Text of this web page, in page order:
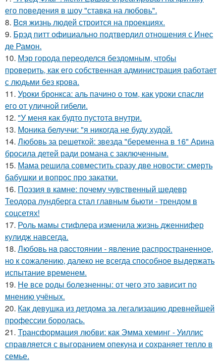
его поведения в шоу "ставка на любовь".
8. Bcя жизнь людей строится на проекциях.
9. Брэд питт официально подтвердил отношения с Инес
де Рамон.
10. Мэр города переоделся бездомным, чтобы
проверить, как его собственная администрация работает
с людьми без крова.
11. Уроки бронкса: аль пачино о том, как уроки спасли
его от уличной гибели.
12. "У меня как будто пустота внутри.
13. Моника белуччи: "я никогда не буду худой.
14. Любовь за решеткой: звезда "беременна в 16" Арина
бросила детей ради романа с заключенным.
15. Мама решила совместить сразу две новости: смерть
бабушки и вопрос про закатки.
16. Поэзия в камне: почему чувственный шедевр
Теодора лундберга стал главным бьюти - трендом в
соцсетях!
17. Роль мамы стифлера изменила жизнь дженнифер
кулидж навсегда.
18. Любовь нa pacстоянии - явление распространенное,
но к сожалению, далеко не всегда способное выдержать
испытание временем.
19. Не все роды болезненны: от чего это зависит по
мнению учёных.
20. Как девушка из детдома за легализацию древнейшей
профессии боролась.
21. Трансформация любви: как Эмма хеминг - Уиллис
справляется с выгоранием опекуна и сохраняет тепло в
семье.